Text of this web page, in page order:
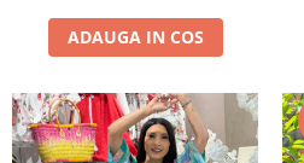
ADAUGA IN COS